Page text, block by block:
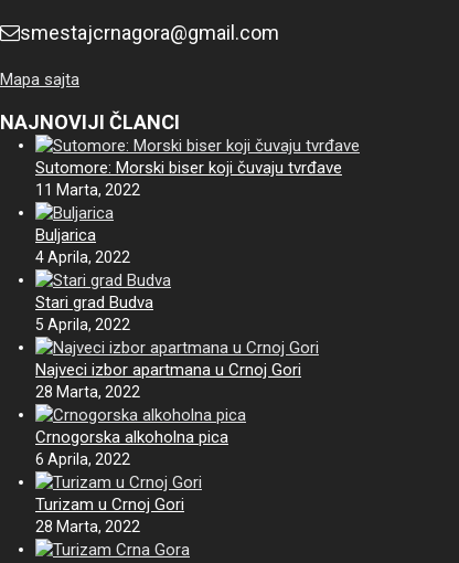
smestajcrnagora@gmail.com
Mapa sajta
NAJNOVIJI ČLANCI
Sutomore: Morski biser koji čuvaju tvrđave
11 Marta, 2022
Buljarica
4 Aprila, 2022
Stari grad Budva
5 Aprila, 2022
Najveci izbor apartmana u Crnoj Gori
28 Marta, 2022
Crnogorska alkoholna pica
6 Aprila, 2022
Turizam u Crnoj Gori
28 Marta, 2022